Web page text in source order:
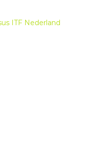
ITF Nederland